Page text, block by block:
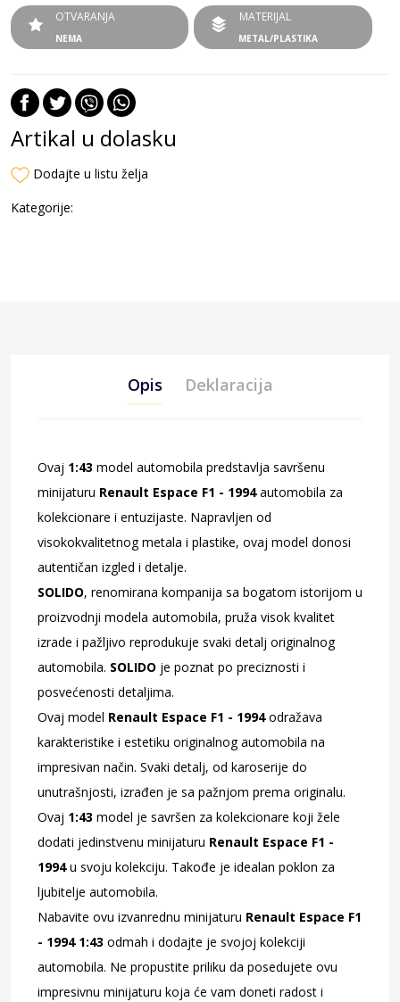
OTVARANJA
NEMA
MATERIJAL
METAL/PLASTIKA
Artikal u dolasku
Dodajte u listu želja
Kategorije:
Opis Deklaracija
Ovaj 1:43 model automobila predstavlja savršenu
minijaturu Renault Espace F1 - 1994automobila za
kolekcionare i entuzijaste. Napravljen od
visokokvalitetnog metala i plastike, ovaj model donosi
autentičan izgled i detalje.
SOLIDO, renomirana kompanija sa bogatom istorijom u
proizvodnji modela automobila, pruža visok kvalitet
izrade i pažljivo reprodukuje svaki detalj originalnog
automobila. SOLIDO je poznat po preciznosti i
posvećenosti detaljima.
Ovaj model Renault Espace F1 - 1994odražava
karakteristike i estetiku originalnog automobila na
impresivan način. Svaki detalj, od karoserije do
unutrašnjosti, izrađen je sa pažnjom prema originalu.
Ovaj 1:43 model je savršen za kolekcionare koji žele
dodati jedinstvenu minijaturu Renault Espace F1 -
1994u svoju kolekciju. Takođe je idealan poklon za
ljubitelje automobila.
Nabavite ovu izvanrednu minijaturu Renault Espace F1
- 1994 1:43 odmah i dodajte je svojoj kolekciji
automobila. Ne propustite priliku da posedujete ovu
impresivnu minijaturu koja će vam doneti radost i